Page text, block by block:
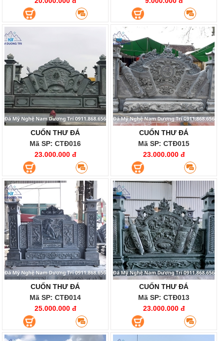
CUỐN THƯ ĐÁ
Mã SP: CTĐ016
23.000.000 đ
CUỐN THƯ ĐÁ
Mã SP: CTĐ015
23.000.000 đ
CUỐN THƯ ĐÁ
Mã SP: CTĐ014
25.000.000 đ
CUỐN THƯ ĐÁ
Mã SP: CTĐ013
23.000.000 đ